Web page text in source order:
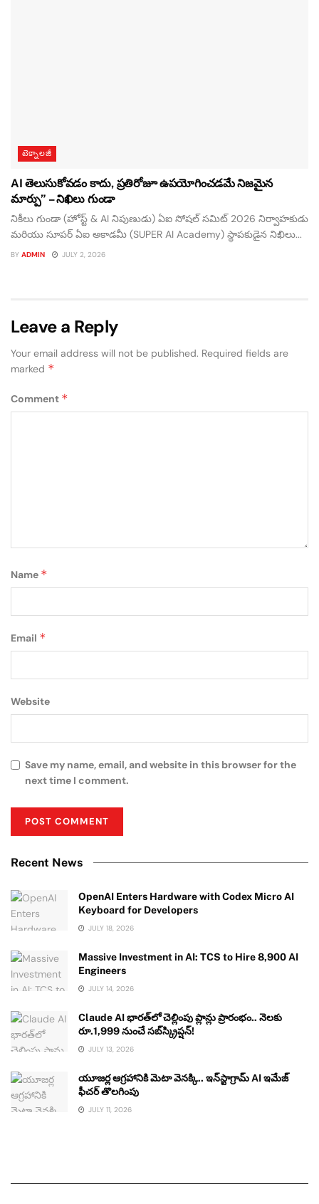
టెక్నాలజీ
AI తెలుసుకోవడం కాదు, ప్రతిరోజూ ఉపయోగించడమే నిజమైన
మార్పు” – నిఖిలు గుండా
నికీలు గుండా (హోస్ట్ & AI నిపుణుడు) ఏఐ సోషల్ సమిట్ 2026 నిర్వాహకుడు
మరియు సూపర్ ఏఐ అకాడమీ (SUPER AI Academy) స్థాపకుడైన నిఖిలు...
BY ADMIN JULY 2, 2026
Leave a Reply
Your email address will not be published. Required fields are
marked *
Comment *
Name *
Email *
Website
Save my name, email, and website in this browser for the
next time I comment.
Recent News
OpenAI Enters Hardware with Codex Micro AI
Keyboard for Developers
JULY 18, 2026
Massive Investment in AI: TCS to Hire 8,900 AI
Engineers
JULY 14, 2026
Claude AI భారత్‌లో చెల్లింపు ప్లాన్లు ప్రారంభం.. నెలకు
రూ.1,999 నుంచే సబ్‌స్క్రిప్షన్!
JULY 13, 2026
యూజర్ల ఆగ్రహానికి మెటా వెనక్కి.. ఇన్‌స్టాగ్రామ్ AI ఇమేజ్
ఫీచర్ తొలగింపు
JULY 11, 2026